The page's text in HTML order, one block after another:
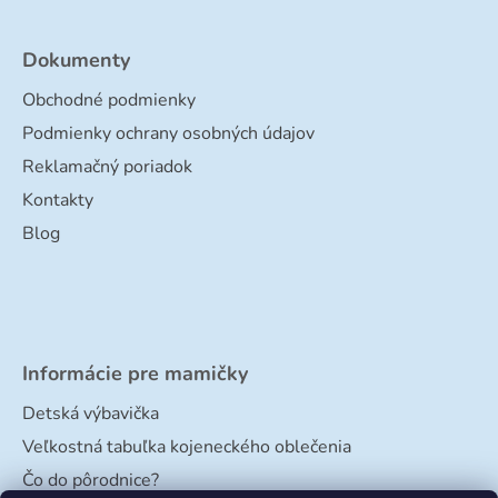
Dokumenty
Obchodné podmienky
Podmienky ochrany osobných údajov
Reklamačný poriadok
Kontakty
Blog
Informácie pre mamičky
Detská výbavička
Veľkostná tabuľka kojeneckého oblečenia
Čo do pôrodnice?